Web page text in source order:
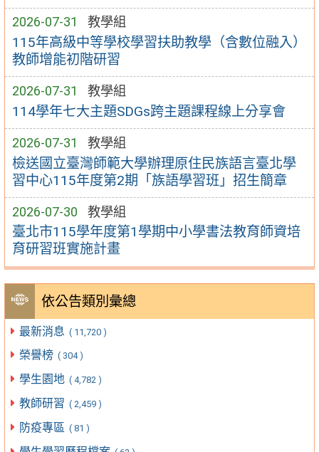
2026-07-31 教學組
115年高級中等學校學習扶助教學（含數位融入）
教師增能初階研習
2026-07-31 教學組
114學年七大主題SDGs跨主題課程線上分享會
2026-07-31 教學組
檢送國立臺灣師範大學辦理原住民族語言臺北學
習中心115年度第2期「族語學習班」招生簡章
2026-07-30 教學組
臺北市115學年度第1學期中小學書法教育師資培
育研習班實施計畫
依公告類別彙總
最新消息 ( 11,720 )
榮譽榜 ( 304 )
學生園地 ( 4,782 )
教師研習 ( 2,459 )
防疫專區 ( 81 )